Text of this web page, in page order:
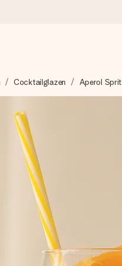
zorgen dat het
reviews)
Klanten beoordelen ons
unieks – met haar naam,
Cocktailglazen Aperol